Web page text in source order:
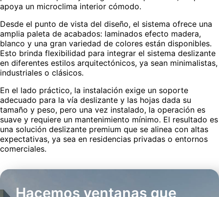
apoya un microclima interior cómodo.
Desde el punto de vista del diseño, el sistema ofrece una
amplia paleta de acabados: laminados efecto madera,
blanco y una gran variedad de colores están disponibles.
Esto brinda flexibilidad para integrar el sistema deslizante
en diferentes estilos arquitectónicos, ya sean minimalistas,
industriales o clásicos.
En el lado práctico, la instalación exige un soporte
adecuado para la vía deslizante y las hojas dada su
tamaño y peso, pero una vez instalado, la operación es
suave y requiere un mantenimiento mínimo. El resultado es
una solución deslizante premium que se alinea con altas
expectativas, ya sea en residencias privadas o entornos
comerciales.
Hacemos ventanas que